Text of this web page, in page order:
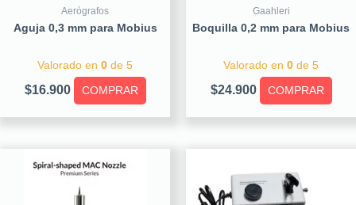
Aerógrafos
Aguja 0,3 mm para Mobius
Valorado en 0 de 5
$16.900 COMPRAR
Gaahleri
Boquilla 0,2 mm para Mobius
Valorado en 0 de 5
$24.900 COMPRAR